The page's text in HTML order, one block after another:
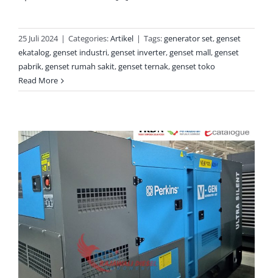
25 Juli 2024 | Categories:Artikel | Tags:generator set,genset
ekatalog,genset industri,genset inverter,genset mall,genset
pabrik,genset rumah sakit,genset ternak,genset toko
Read More